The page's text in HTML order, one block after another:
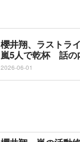
櫻井翔、ラストラ
嵐5人で乾杯 話の
2026-06-01